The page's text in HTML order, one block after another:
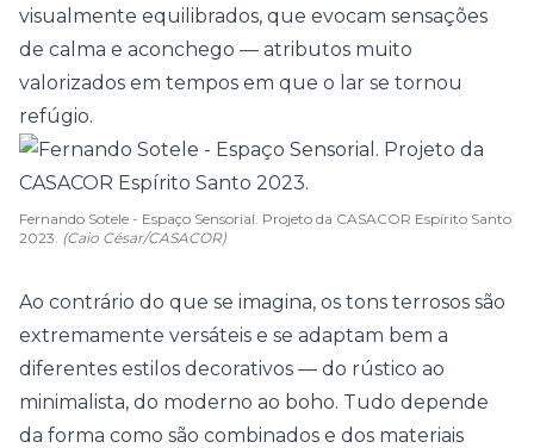
visualmente equilibrados, que evocam sensações
de calma e aconchego — atributos muito
valorizados em tempos em que o lar se tornou
refúgio.
Fernando Sotele - Espaço Sensorial. Projeto da CASACOR Espírito Santo
2023. (Caio César/CASACOR)
Ao contrário do que se imagina, os tons terrosos são
extremamente versáteis e se adaptam bem a
diferentes estilos decorativos — do rústico ao
minimalista, do moderno ao boho. Tudo depende
da forma como são combinados e dos materiais